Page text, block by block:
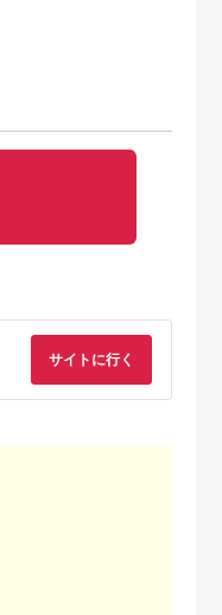
サイトに行く